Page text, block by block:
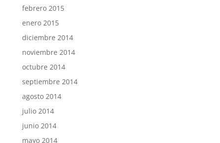
febrero 2015
enero 2015
diciembre 2014
noviembre 2014
octubre 2014
septiembre 2014
agosto 2014
julio 2014
junio 2014
mayo 2014